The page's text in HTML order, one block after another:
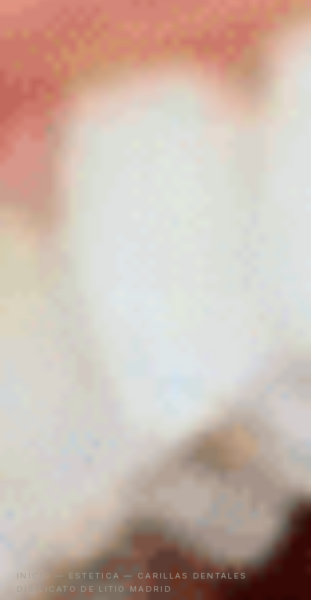
INICIO — ESTETICA — CARILLAS DENTALES
DISILICATO DE LITIO MADRID